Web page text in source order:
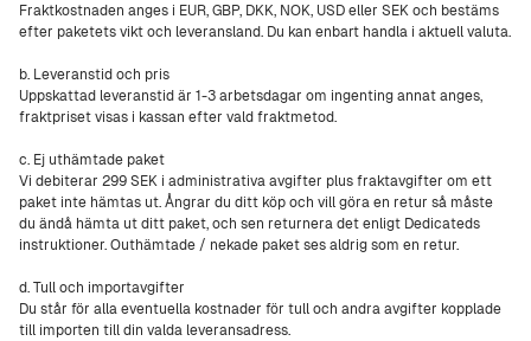
Fraktkostnaden anges i EUR, GBP, DKK, NOK, USD eller SEK och bestäms
efter paketets vikt och leveransland. Du kan enbart handla i aktuell valuta.
b. Leveranstid och pris
Uppskattad leveranstid är 1-3 arbetsdagar om ingenting annat anges,
fraktpriset visas i kassan efter vald fraktmetod.
c. Ej uthämtade paket
Vi debiterar 299 SEK i administrativa avgifter plus fraktavgifter om ett
paket inte hämtas ut. Ångrar du ditt köp och vill göra en retur så måste
du ändå hämta ut ditt paket, och sen returnera det enligt Dedicateds
instruktioner. Outhämtade / nekade paket ses aldrig som en retur.
d. Tull och importavgifter
Du står för alla eventuella kostnader för tull och andra avgifter kopplade
till importen till din valda leveransadress.